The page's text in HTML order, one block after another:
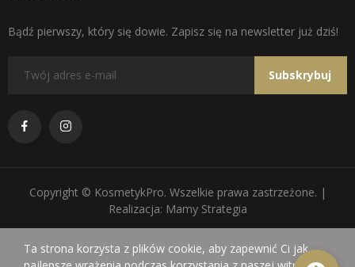
Bądź pierwszy, który się dowie. Zapisz się na newsletter już dziś!
Subskrybuj
Copyright © KosmetykPro. Wszelkie prawa zastrzeżone. |
Realizacja: Mamy Strategia
Ta strona korzysta z plików cookie, aby zapewnić Ci jak